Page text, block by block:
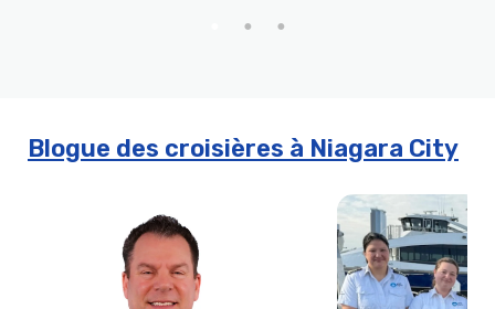
Blogue des croisières à Niagara City